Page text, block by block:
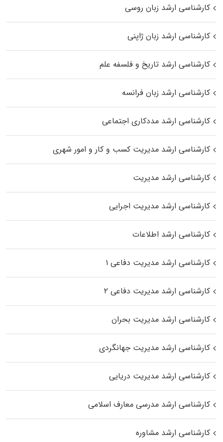
کارشناسی ارشد زبان روسی
کارشناسی ارشد زبان ژاپنی
کارشناسی ارشد تاریخ و فلسفه علم
کارشناسی ارشد زبان فرانسه
کارشناسی ارشد مددکاری اجتماعی
کارشناسی ارشد مدیریت کسب و کار و امور شهری
کارشناسی ارشد مدیریت
کارشناسی ارشد مدیریت اجرایی
کارشناسی ارشد اطلاعات
کارشناسی ارشد مدیریت دفاعی ۱
کارشناسی ارشد مدیریت دفاعی ۲
کارشناسی ارشد مدیریت بحران
کارشناسی ارشد مدیریت جهانگردی
کارشناسی ارشد مدیریت دریایی
کارشناسی ارشد مدرسی معارف اسلامی
کارشناسی ارشد مشاوره